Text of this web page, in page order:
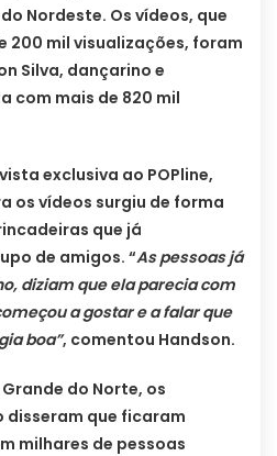
Nordeste. Os vídeos, que
200 mil visualizações, foram
Silva, dançarino e
com mais de 820 mil
exclusiva ao POPline,
os vídeos surgiu de forma
que já
de amigos. “As pessoas já
diziam que ela parecia com
a gostar e a falar que
boa”, comentou Handson.
do Norte, os
que ficaram
milhares de pessoas